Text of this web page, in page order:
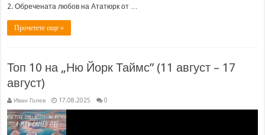
2. Обречената любов на Ататюрк от …
Прочетете още »
Топ 10 на „Ню Йорк Таймс” (11 август – 17
август)
Иван Голев 17.08.2025 0